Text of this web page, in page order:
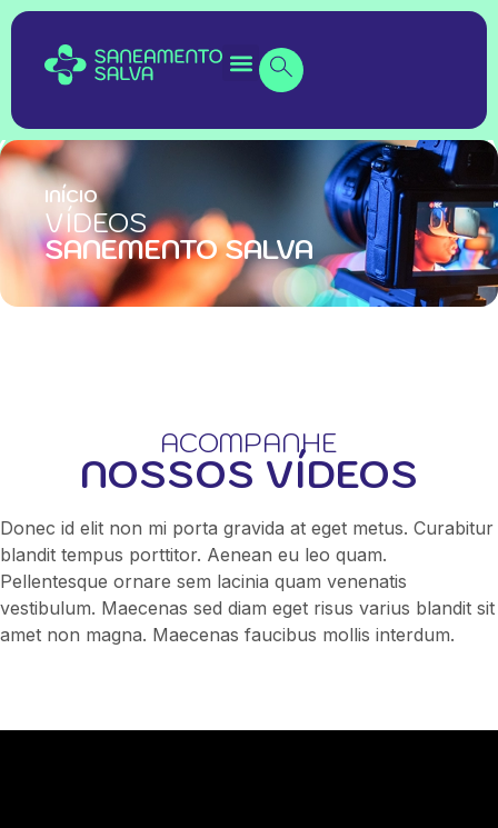
INÍCIO
VÍDEOS
SANEMENTO SALVA
ACOMPANHE
NOSSOS VÍDEOS
Donec id elit non mi porta gravida at eget metus. Curabitur
blandit tempus porttitor. Aenean eu leo quam.
Pellentesque ornare sem lacinia quam venenatis
vestibulum. Maecenas sed diam eget risus varius blandit sit
amet non magna. Maecenas faucibus mollis interdum.